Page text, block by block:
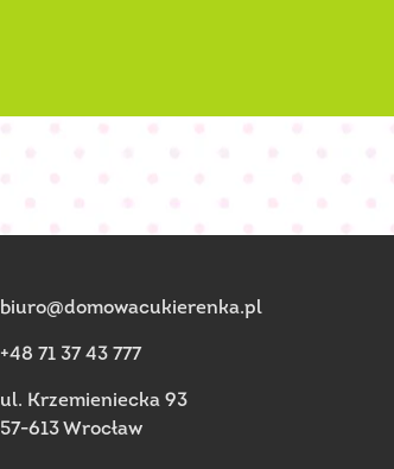
biuro@domowacukierenka.pl
+48 71 37 43 777
ul. Krzemieniecka 93
57-613 Wrocław